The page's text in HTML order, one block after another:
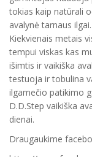
tokias kaip natūrali
avalynė tarnaus ilgai.
Kiekvienais metais
tempui viskas kas
išimtis ir vaikiška
testuoja ir tobulina
ilgamečio patikimo
D.D.Step vaikiška
dienai.
Draugaukime